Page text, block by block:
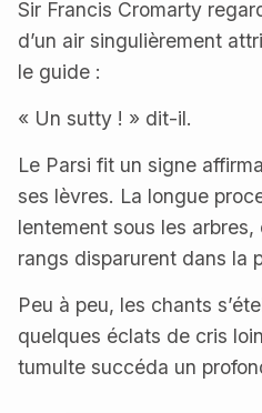
Sir Francis Cromarty
d’un air singulièrement
le guide :
« Un sutty ! » dit-il.
Le Parsi fit un signe
ses lèvres. La longue
lentement sous les
rangs disparurent dans la
Peu à peu, les chants
quelques éclats de cris
tumulte succéda un